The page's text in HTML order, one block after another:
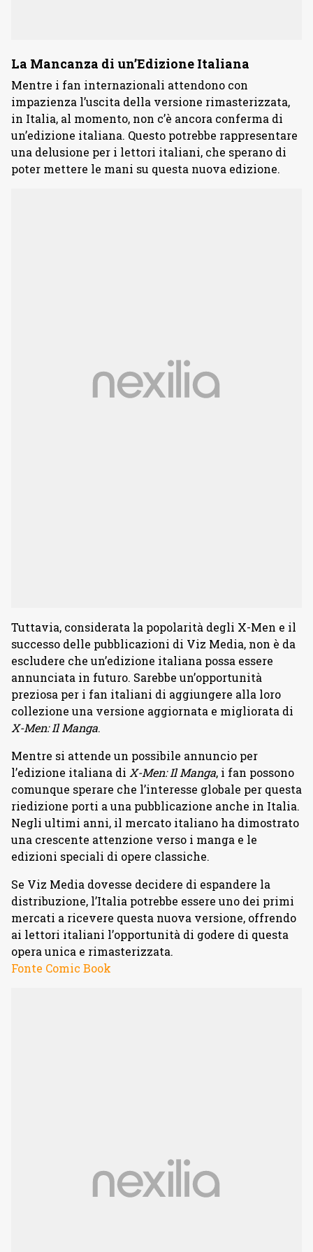
La Mancanza di un’Edizione Italiana
Mentre i fan internazionali attendono con
impazienza l’uscita della versione rimasterizzata,
in Italia, al momento, non c’è ancora conferma di
un’edizione italiana. Questo potrebbe rappresentare
una delusione per i lettori italiani, che sperano di
poter mettere le mani su questa nuova edizione.
Tuttavia, considerata la popolarità degli X-Men e il
successo delle pubblicazioni di Viz Media, non è da
escludere che un’edizione italiana possa essere
annunciata in futuro. Sarebbe un’opportunità
preziosa per i fan italiani di aggiungere alla loro
collezione una versione aggiornata e migliorata di
X-Men: Il Manga.
Mentre si attende un possibile annuncio per
l’edizione italiana di X-Men: Il Manga, i fan possono
comunque sperare che l’interesse globale per questa
riedizione porti a una pubblicazione anche in Italia.
Negli ultimi anni, il mercato italiano ha dimostrato
una crescente attenzione verso i manga e le
edizioni speciali di opere classiche.
Se Viz Media dovesse decidere di espandere la
distribuzione, l’Italia potrebbe essere uno dei primi
mercati a ricevere questa nuova versione, offrendo
ai lettori italiani l’opportunità di godere di questa
opera unica e rimasterizzata.
Fonte Comic Book